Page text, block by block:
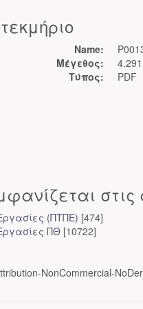
Name:
Μέγεθος:
Τύπος:
PDF
(ΠΤΠΕ) [474]
ΠΘ [10722]
NonCommercial-